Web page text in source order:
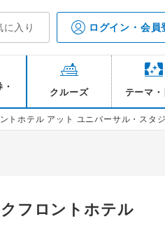
に入り ログイン・会員
クルーズ テーマ
ホテル アット ユニバーサル・スタジ
フロントホテル